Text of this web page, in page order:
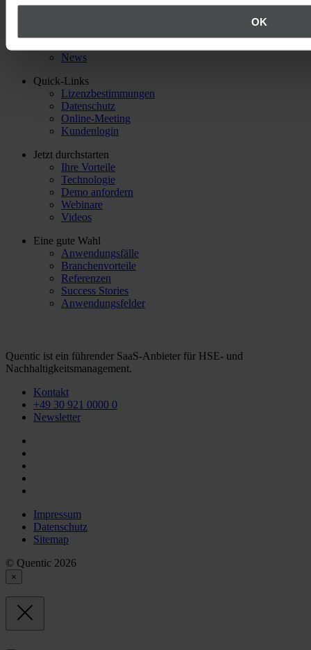
OK
Über Quentic
News
Quick-Links
Lizenzbestimmungen
Datenschutz
Online-Meeting
Kundenlogin
Jetzt durchstarten
Ihre Vorteile
Technologie
Demo anfordern
Webinare
Videos
Eine gute Wahl
Anwendungsfälle
Branchenvorteile
Referenzen
Success Stories
Anwendungsfelder
Quentic ist ein führender SaaS-Anbieter für HSE- und
Nachhaltigkeitsmanagement.
Kontakt
+49 30 921 0000 0
Newsletter
Impressum
Datenschutz
Sitemap
© Quentic 2026
×